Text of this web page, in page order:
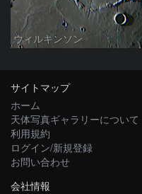
ウィルキンソン
サイトマップ
ホーム
天体写真ギャラリーについて
利用規約
ログイン/新規登録
お問い合わせ
会社情報